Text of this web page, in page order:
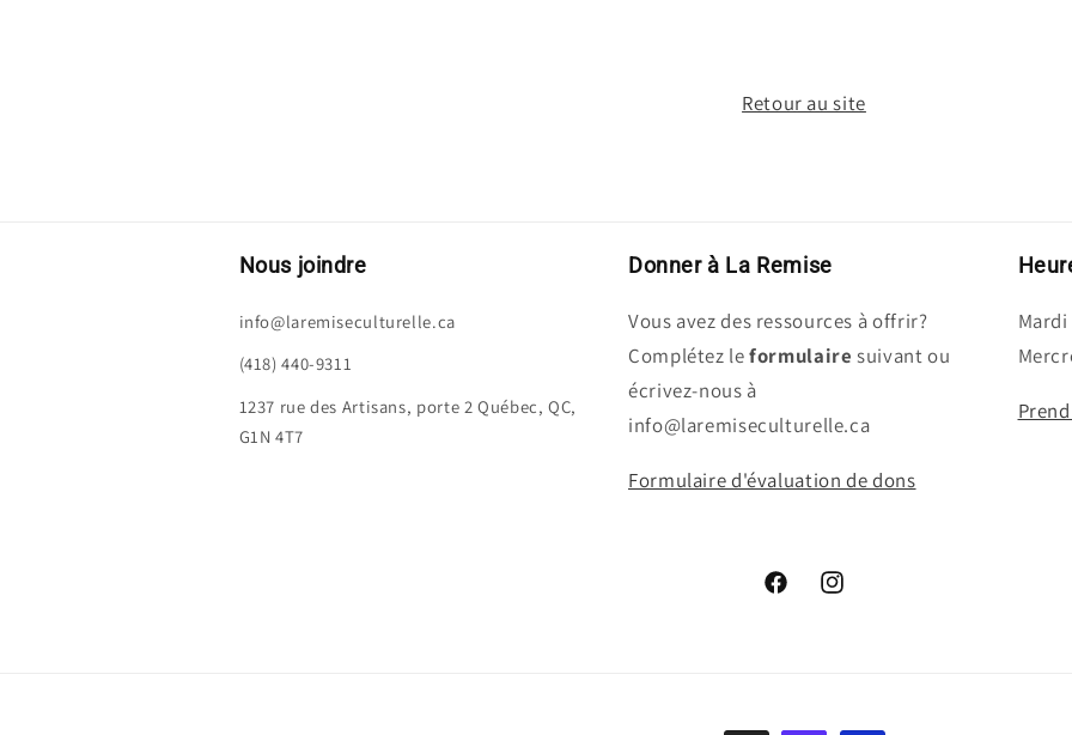
Retour au site
Nous joindre
info@laremiseculturelle.ca
(418) 440-9311
1237 rue des Artisans, porte 2 Québec, QC,
G1N 4T7
Donner à La Remise
Vous avez des ressources à offrir?
Complétez leformulaire suivant ou
écrivez-nous à
info@laremiseculturelle.ca
Formulaire d'évaluation de dons
Mardi
FacebookInstagram